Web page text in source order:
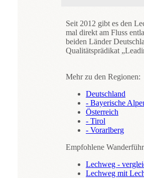
Seit 2012 gibt es den
mal direkt am Fluss
beiden Länder
Qualitätsprädikat
Mehr zu den Regionen:
Deutschland
- Bayerische
Österreich
- Tirol
- Vorarlberg
Empfohlene
Lechweg -
Lechweg mit